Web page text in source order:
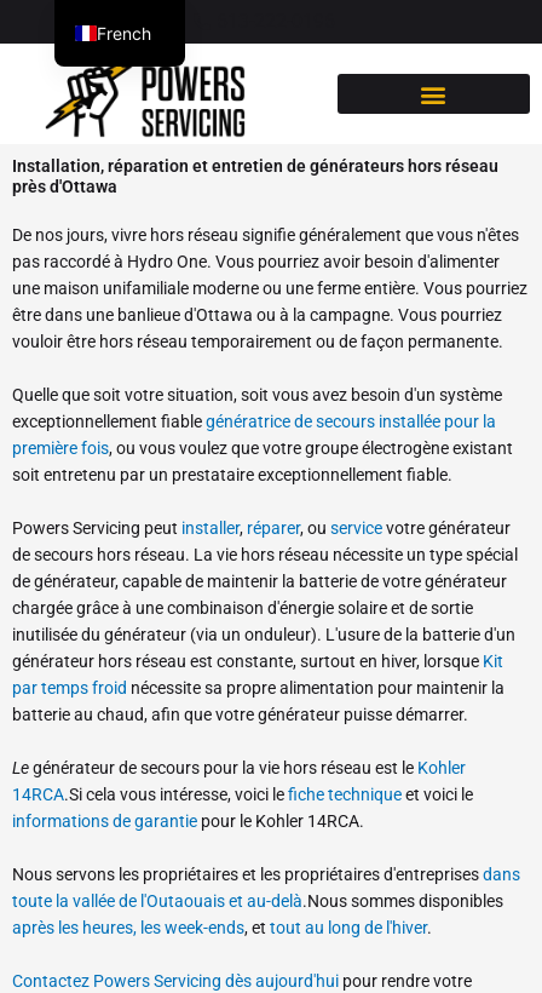
contenu
Installation, réparation et entretien de générateurs hors réseau
près d'Ottawa
De nos jours, vivre hors réseau signifie généralement que vous n'êtes
pas raccordé à Hydro One. Vous pourriez avoir besoin d'alimenter
une maison unifamiliale moderne ou une ferme entière. Vous pourriez
être dans une banlieue d'Ottawa ou à la campagne. Vous pourriez
vouloir être hors réseau temporairement ou de façon permanente.
Quelle que soit votre situation, soit vous avez besoin d'un système
exceptionnellement fiablegénératrice de secours installée pour la
première fois, ou vous voulez que votre groupe électrogène existant
soit entretenu par un prestataire exceptionnellement fiable.
Powers Servicing peut installer, réparer, ou servicevotre générateur
de secours hors réseau. La vie hors réseau nécessite un type spécial
de générateur, capable de maintenir la batterie de votre générateur
chargée grâce à une combinaison d'énergie solaire et de sortie
inutilisée du générateur (via un onduleur). L'usure de la batterie d'un
générateur hors réseau est constante, surtout en hiver, lorsque Kit
par temps froid nécessite sa propre alimentation pour maintenir la
batterie au chaud, afin que votre générateur puisse démarrer.
Legénérateur de secours pour la vie hors réseau est le Kohler
14RCA.Si cela vous intéresse, voici lefiche techniqueet voici le
informations de garantie pour le Kohler 14RCA.
Nous servons les propriétaires et les propriétaires d'entreprisesdans
toute la vallée de l'Outaouais et au-delà.Nous sommes disponibles
après les heures, les week-ends, et tout au long de l'hiver.
Contactez Powers Servicing dès aujourd'hui pour rendre votre
French
English